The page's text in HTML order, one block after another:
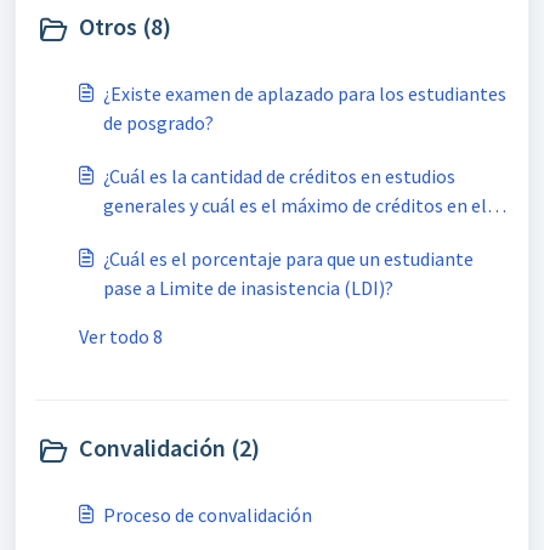
Otros (8)
¿Existe examen de aplazado para los estudiantes
de posgrado?
¿Cuál es la cantidad de créditos en estudios
generales y cuál es el máximo de créditos en el
¿Cuál es el porcentaje para que un estudiante
pase a Limite de inasistencia (LDI)?
Ver todo 8
Convalidación (2)
Proceso de convalidación